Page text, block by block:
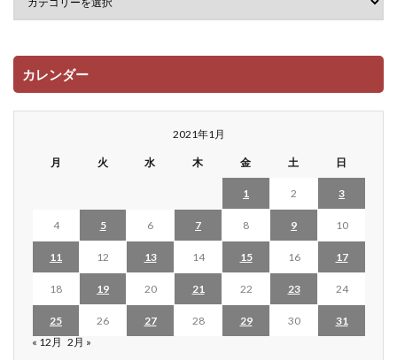
カレンダー
2021年1月
月 火 水 木 金 土 日
1 2 3
4 5 6 7 8 9 10
11 12 13 14 15 16 17
18 19 20 21 22 23 24
25 26 27 28 29 30
31
« 12月 2月 »